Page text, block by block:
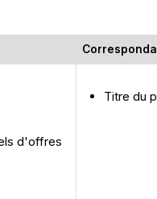
d'offres
Titre du